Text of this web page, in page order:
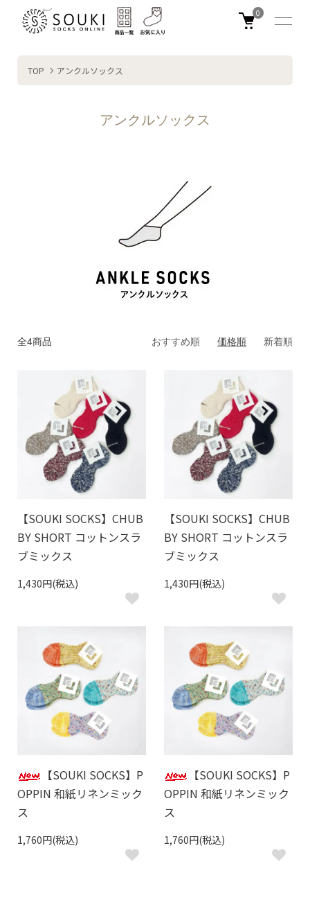
0
TOP アンクルソックス
アンクルソックス
全4商品 おすすめ順 価格順 新着順
【SOUKI SOCKS】CHUB
BY SHORT コットンスラ
ブミックス
1,430円(税込)
【SOUKI SOCKS】CHUB
BY SHORT コットンスラ
ブミックス
1,430円(税込)
【SOUKI SOCKS】P
OPPIN 和紙リネンミック
ス
1,760円(税込)
【SOUKI SOCKS】P
OPPIN 和紙リネンミック
ス
1,760円(税込)